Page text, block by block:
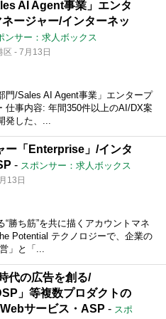
AI Agent事業」エンタ
ージャー/インターネッ
ンサー：求人ボックス
区 - 7月13日
門/Sales AI Agent事業」エンタープ
仕事内容: 年間350件以上のAI/DX案
した、...
ー「Enterprise」/インタ
- スポンサー：求人ボックス
13日
“勝ち筋”を共に描くアカウントマネ
Potential テクノロジーで、企業の
」と「...
代の広告を創る/
」等複数プロダクトの
サービス・ASP - スポ